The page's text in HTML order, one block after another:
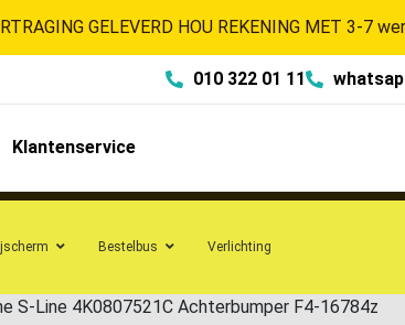
GELEVERD HOU REKENING MET 3-7
010 322 01 11
Klantenservice
Bestelbus Verlichting
S-Line 4K0807521C Achterbumper F4-16784z